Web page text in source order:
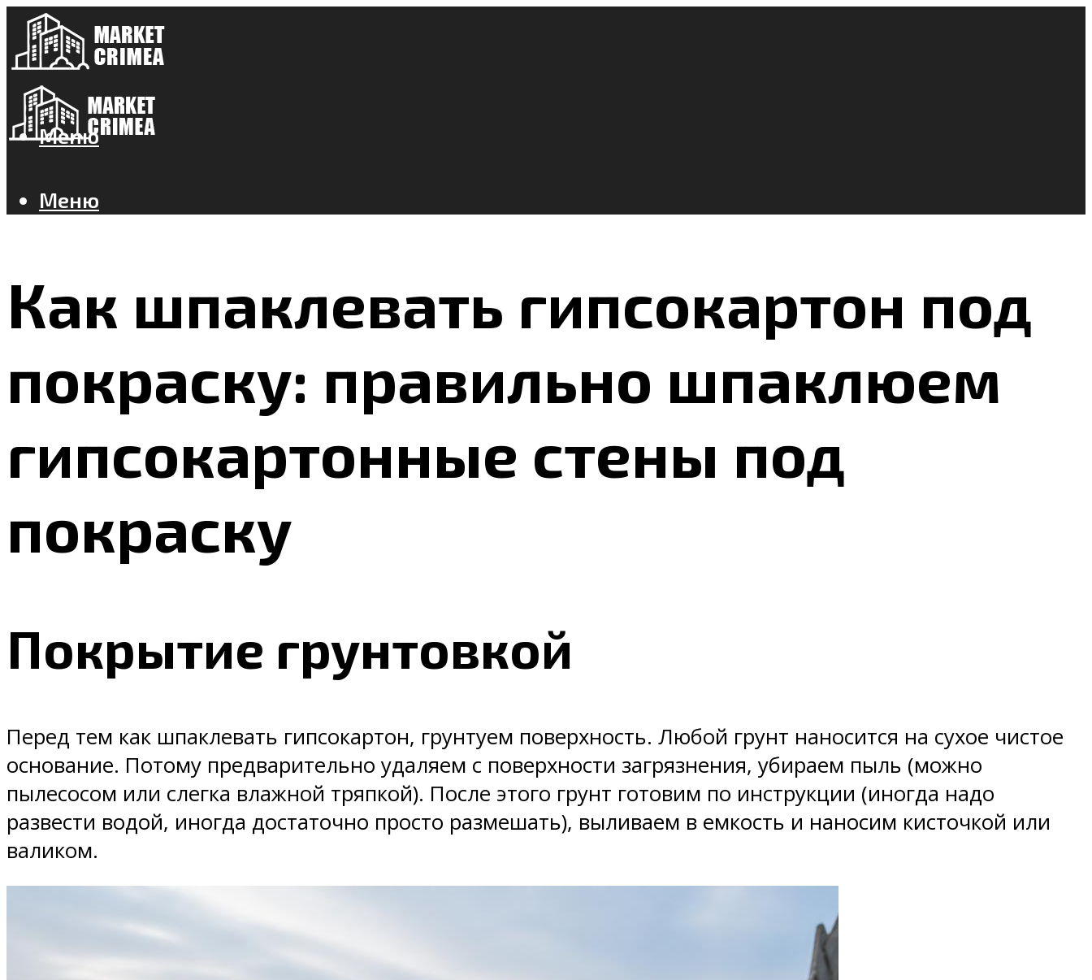
Меню
Меню
Как шпаклевать гипсокартон под
покраску: правильно шпаклюем
гипсокартонные стены под
покраску
Покрытие грунтовкой
Перед тем как шпаклевать гипсокартон, грунтуем поверхность. Любой грунт наносится на сухое чистое
основание. Потому предварительно удаляем с поверхности загрязнения, убираем пыль (можно
пылесосом или слегка влажной тряпкой). После этого грунт готовим по инструкции (иногда надо
развести водой, иногда достаточно просто размешать), выливаем в емкость и наносим кисточкой или
валиком.